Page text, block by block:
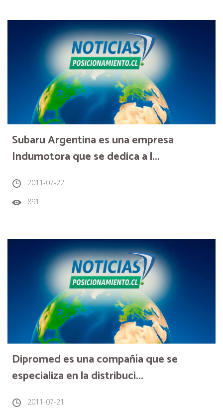
Subaru Argentina es una empresa
Indumotora que se dedica a l...
2011-07-22
891
Dipromed es una compañía que se
especializa en la distribuci...
2011-07-21